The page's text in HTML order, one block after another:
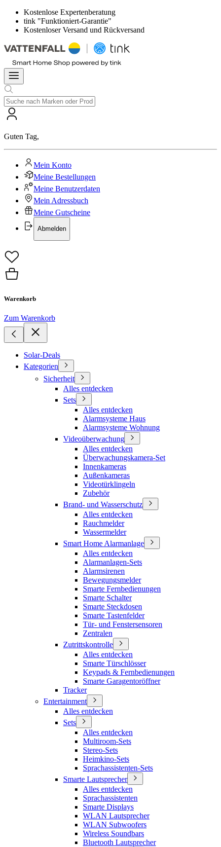
Kostenlose Expertenberatung
tink "Funktioniert-Garantie"
Kostenloser Versand und Rückversand
Guten Tag,
Mein Konto
Meine Bestellungen
Meine Benutzerdaten
Mein Adressbuch
Meine Gutscheine
Abmelden
Warenkorb
Zum Warenkorb
Solar-Deals
Kategorien
Sicherheit
Alles entdecken
Sets
Alles entdecken
Alarmsysteme Haus
Alarmsysteme Wohnung
Videoüberwachung
Alles entdecken
Überwachungskamera-Set
Innenkameras
Außenkameras
Videotürklingeln
Zubehör
Brand- und Wasserschutz
Alles entdecken
Rauchmelder
Wassermelder
Smart Home Alarmanlage
Alles entdecken
Alarmanlagen-Sets
Alarmsirenen
Bewegungsmelder
Smarte Fernbedienungen
Smarte Schalter
Smarte Steckdosen
Smarte Tastenfelder
Tür- und Fenstersensoren
Zentralen
Zutrittskontrolle
Alles entdecken
Smarte Türschlösser
Keypads & Fernbedienungen
Smarte Garagentoröffner
Tracker
Entertainment
Alles entdecken
Sets
Alles entdecken
Multiroom-Sets
Stereo-Sets
Heimkino-Sets
Sprachassistenten-Sets
Smarte Lautsprecher
Alles entdecken
Sprachassistenten
Smarte Displays
WLAN Lautsprecher
WLAN Subwoofers
Wireless Soundbars
Bluetooth Lautsprecher